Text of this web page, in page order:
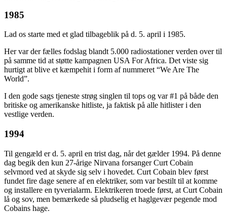
1985
Lad os starte med et glad tilbageblik på d. 5. april i 1985.
Her var der fælles fodslag blandt 5.000 radiostationer verden over til
på samme tid at støtte kampagnen USA For Africa. Det viste sig
hurtigt at blive et kæmpehit i form af nummeret “We Are The
World”.
I den gode sags tjeneste strøg singlen til tops og var #1 på både den
britiske og amerikanske hitliste, ja faktisk på alle hitlister i den
vestlige verden.
1994
Til gengæld er d. 5. april en trist dag, når det gælder 1994. På denne
dag begik den kun 27-årige Nirvana forsanger Curt Cobain
selvmord ved at skyde sig selv i hovedet. Curt Cobain blev først
fundet fire dage senere af en elektriker, som var bestilt til at komme
og installere en tyverialarm. Elektrikeren troede først, at Curt Cobain
lå og sov, men bemærkede så pludselig et haglgevær pegende mod
Cobains hage.